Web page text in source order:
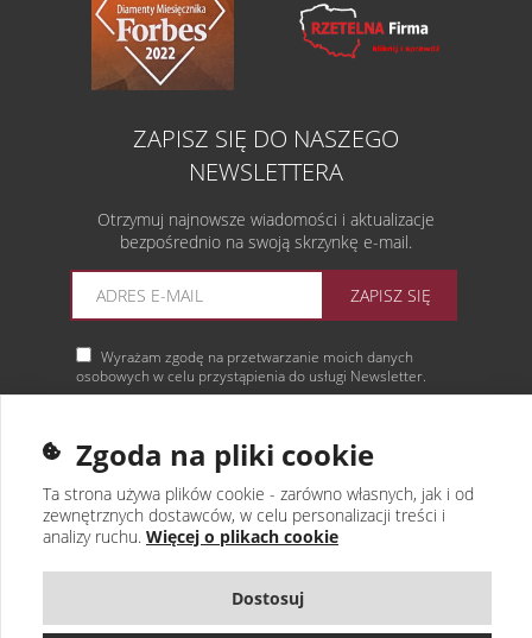
ZAPISZ SIĘ DO NASZEGO
NEWSLETTERA
Otrzymuj najnowsze wiadomości i aktualizacje
bezpośrednio na swoją skrzynkę e-mail.
ZAPISZ SIĘ
Wyrażam zgodę na przetwarzanie moich danych
osobowych w celu przystąpienia do usługi Newsletter.
Więcej informacji
Zgoda na pliki cookie
Ta strona używa plików cookie - zarówno własnych, jak i od
zewnętrznych dostawców, w celu personalizacji treści i
analizy ruchu. Więcej o plikach cookie
Dostosuj